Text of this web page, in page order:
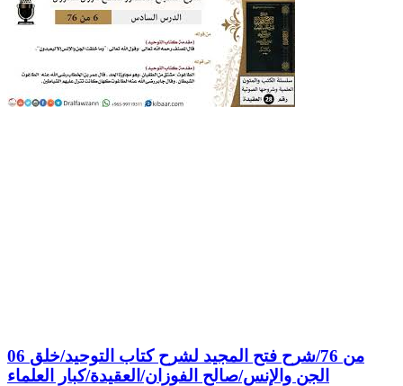
06 من 76/شرح فتح المجيد لشرح كتاب التوحيد/خلق
الجن والإنس/صالح الفوزان/العقيدة/كبار العلماء